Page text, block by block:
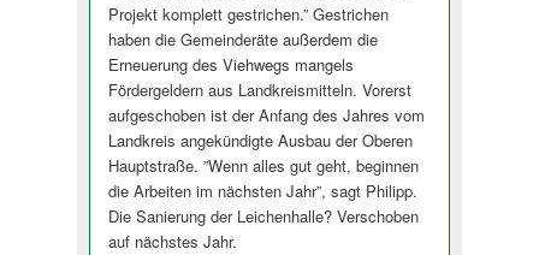
Projekt komplett gestrichen.” Gestrichen
haben die Gemeinderäte außerdem die
Erneuerung des Viehwegs mangels
Fördergeldern aus Landkreismitteln. Vorerst
aufgeschoben ist der Anfang des Jahres vom
Landkreis angekündigte Ausbau der Oberen
Hauptstraße. ”Wenn alles gut geht, beginnen
die Arbeiten im nächsten Jahr”, sagt Philipp.
Die Sanierung der Leichenhalle? Verschoben
auf nächstes Jahr.